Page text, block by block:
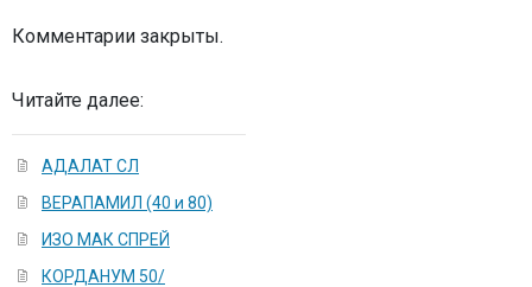
Комментарии закрыты.
Читайте далее:
АДАЛАТ СЛ
ВЕРАПАМИЛ (40 и 80)
ИЗО МАК СПРЕЙ
КОРДАНУМ 50/